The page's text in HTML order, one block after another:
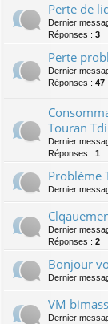
Perte de
Dernier
Réponses : 3
Perte
Dernier
Réponses : 47
Touran
Dernier
Réponses : 1
Problème
Dernier
Dernier
Réponses : 2
Bonjour
Dernier
VM
Dernier